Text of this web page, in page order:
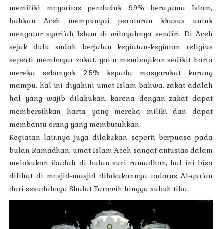
memiliki mayoritas penduduk 99% beragama Islam,
bahkan Aceh mempunyai peraturan khusus untuk
mengatur syari’ah Islam di wilayahnya sendiri. Di Aceh
sejak dulu sudah berjalan kegiatan-kegiatan religius
seperti membayar zakat, yaitu membagikan sedikit harta
mereka sebanyak 2.5% kepada masyarakat kurang
mampu, hal ini diyakini umat Islam bahwa, zakat adalah
hal yang wajib dilakukan, karena dengan zakat dapat
membersihkan harta yang mereka miliki dan dapat
membantu orang yang membutuhkan.
Kegiatan lainnya juga dilakukan seperti berpuasa pada
bulan Ramadhan, umat Islam Aceh sangat antusias dalam
melakukan ibadah di bulan suci ramadhan, hal ini bisa
dilihat di masjid-masjid dilakukannya tadarus Al-qur’an
dari sesudahnya Shalat Tarawih hingga subuh tiba.